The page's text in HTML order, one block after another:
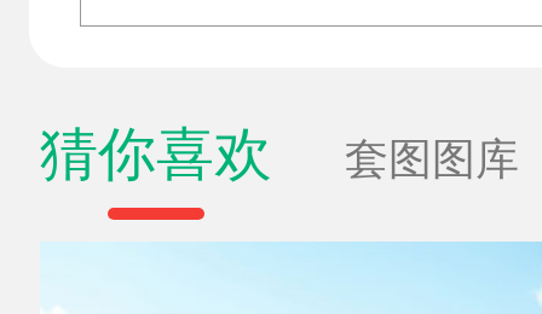
猜你喜欢 套图图库